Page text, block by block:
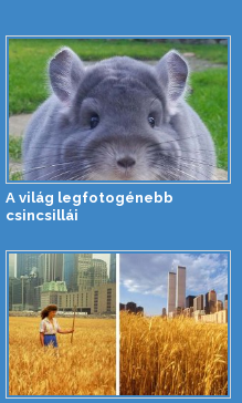
A világ legfotogénebb
csincsillái